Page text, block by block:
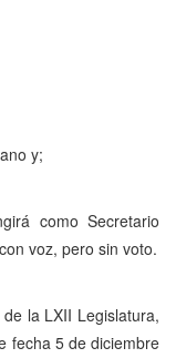
y;
como Secretario
voz, pero sin voto.
la LXII Legislatura,
fecha 5 de diciembre